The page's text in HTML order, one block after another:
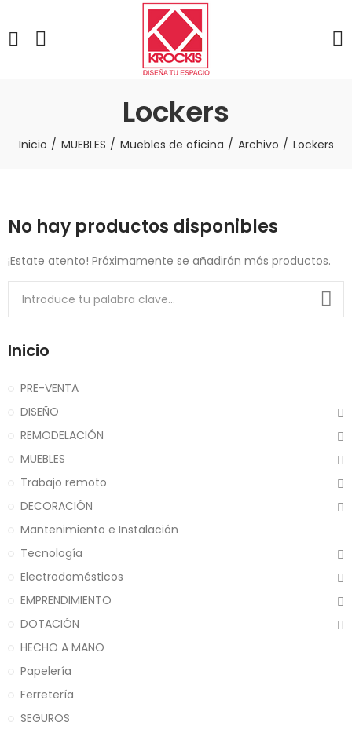
Lockers
Inicio MUEBLES Muebles de oficina Archivo Lockers
No hay productos disponibles
¡Estate atento! Próximamente se añadirán más productos.
Inicio
PRE-VENTA
DISEÑO
REMODELACIÓN
MUEBLES
Trabajo remoto
DECORACIÓN
Mantenimiento e Instalación
Tecnología
Electrodomésticos
EMPRENDIMIENTO
DOTACIÓN
HECHO A MANO
Papelería
Ferretería
SEGUROS